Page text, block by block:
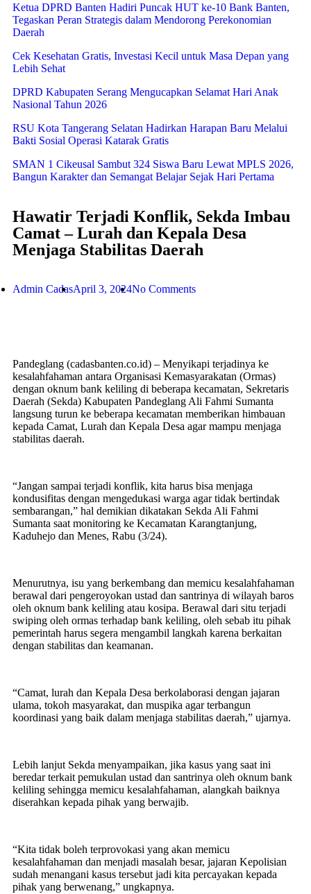
Ketua DPRD Banten Hadiri Puncak HUT ke-10 Bank Banten,
Tegaskan Peran Strategis dalam Mendorong Perekonomian
Daerah
Cek Kesehatan Gratis, Investasi Kecil untuk Masa Depan yang
Lebih Sehat
DPRD Kabupaten Serang Mengucapkan Selamat Hari Anak
Nasional Tahun 2026
RSU Kota Tangerang Selatan Hadirkan Harapan Baru Melalui
Bakti Sosial Operasi Katarak Gratis
SMAN 1 Cikeusal Sambut 324 Siswa Baru Lewat MPLS 2026,
Bangun Karakter dan Semangat Belajar Sejak Hari Pertama
Hawatir Terjadi Konflik, Sekda Imbau
Camat – Lurah dan Kepala Desa
Menjaga Stabilitas Daerah
Admin CadasApril 3, 2024No Comments
Pandeglang (cadasbanten.co.id) – Menyikapi terjadinya ke
kesalahfahaman antara Organisasi Kemasyarakatan (Ormas)
dengan oknum bank keliling di beberapa kecamatan, Sekretaris
Daerah (Sekda) Kabupaten Pandeglang Ali Fahmi Sumanta
langsung turun ke beberapa kecamatan memberikan himbauan
kepada Camat, Lurah dan Kepala Desa agar mampu menjaga
stabilitas daerah.
“Jangan sampai terjadi konflik, kita harus bisa menjaga
kondusifitas dengan mengedukasi warga agar tidak bertindak
sembarangan,” hal demikian dikatakan Sekda Ali Fahmi
Sumanta saat monitoring ke Kecamatan Karangtanjung,
Kaduhejo dan Menes, Rabu (3/24).
Menurutnya, isu yang berkembang dan memicu kesalahfahaman
berawal dari pengeroyokan ustad dan santrinya di wilayah baros
oleh oknum bank keliling atau kosipa. Berawal dari situ terjadi
swiping oleh ormas terhadap bank keliling, oleh sebab itu pihak
pemerintah harus segera mengambil langkah karena berkaitan
dengan stabilitas dan keamanan.
“Camat, lurah dan Kepala Desa berkolaborasi dengan jajaran
ulama, tokoh masyarakat, dan muspika agar terbangun
koordinasi yang baik dalam menjaga stabilitas daerah,” ujarnya.
Lebih lanjut Sekda menyampaikan, jika kasus yang saat ini
beredar terkait pemukulan ustad dan santrinya oleh oknum bank
keliling sehingga memicu kesalahfahaman, alangkah baiknya
diserahkan kepada pihak yang berwajib.
“Kita tidak boleh terprovokasi yang akan memicu
kesalahfahaman dan menjadi masalah besar, jajaran Kepolisian
sudah menangani kasus tersebut jadi kita percayakan kepada
pihak yang berwenang,” ungkapnya.